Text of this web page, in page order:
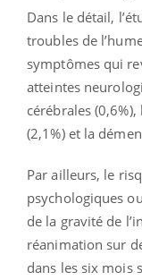
Dans le détail,
troubles de
symptômes qui
atteintes
cérébrales
(2,1%) et la
Par ailleurs, le
psychologiques
de la gravité de
réanimation sur
dans les six mois